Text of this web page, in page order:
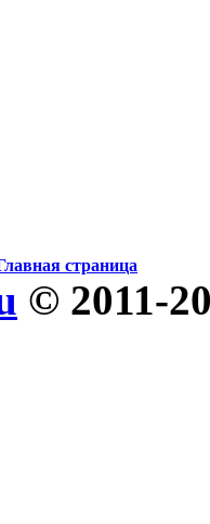
страница
© 2011-